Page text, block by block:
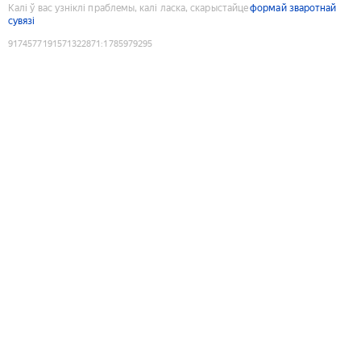
Калі ў вас узніклі праблемы, калі ласка, скарыстайцеформай зваротнай
сувязі
9174577191571322871 :1785979295